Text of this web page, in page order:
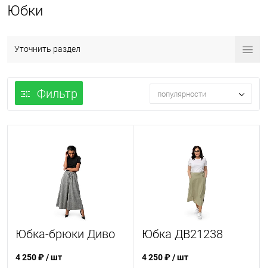
Юбки
Уточнить раздел
Фильтр популярности
Юбка-брюки Диво
4 250 ₽/ шт
Юбка ДВ21238
4 250 ₽/ шт